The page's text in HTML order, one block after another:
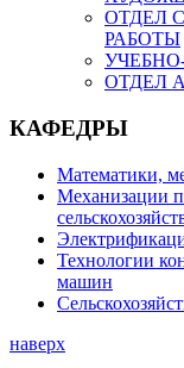
ОТДЕЛ
РАБОТЫ
ОТДЕЛ
КАФЕДРЫ
Математики,
Механизации
Технологии
машин
наверх